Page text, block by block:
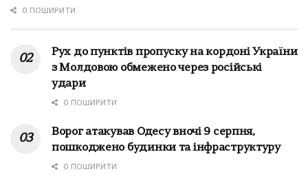
0 ПОШИРИТИ
Рух до пунктів пропуску на кордоні України
з Молдовою обмежено через російські
удари
0 ПОШИРИТИ
Ворог атакував Одесу вночі 9 серпня,
пошкоджено будинки та інфраструктуру
0 ПОШИРИТИ